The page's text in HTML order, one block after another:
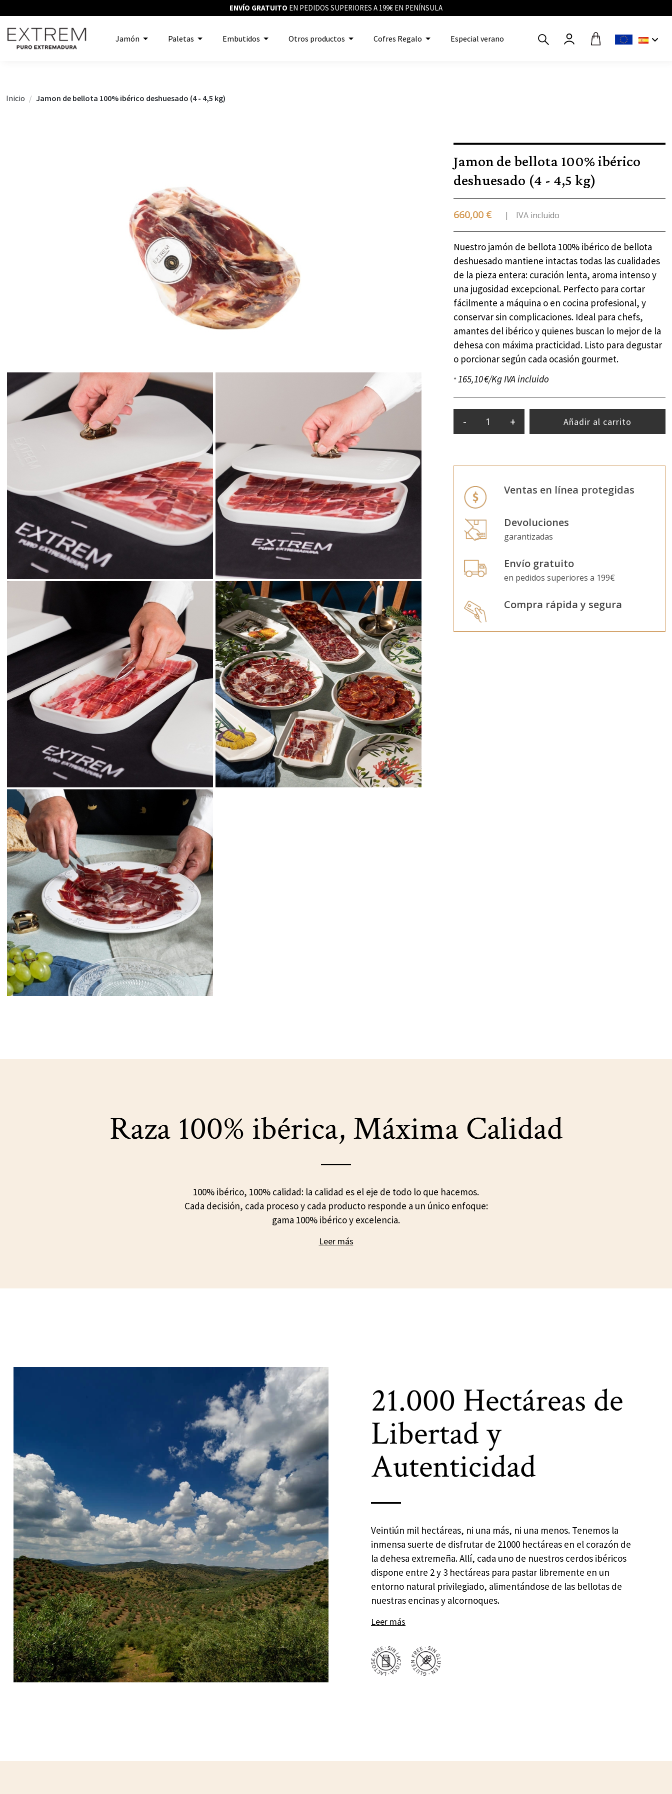
ENVÍO GRATUITO EN PEDIDOS SUPERIORES A 199€ EN PENÍNSULA
Jamón Paletas Embutidos Otros productos Cofres Regalo Especial verano
Inicio Jamon de bellota 100% ibérico deshuesado (4 - 4,5 kg)
Jamon de bellota 100% ibérico
deshuesado (4 - 4,5 kg)
660,00 € IVA incluido
Nuestro jamón de bellota 100% ibérico de bellota
deshuesado mantiene intactas todas las cualidades
de la pieza entera: curación lenta, aroma intenso y
una jugosidad excepcional. Perfecto para cortar
fácilmente a máquina o en cocina profesional, y
conservar sin complicaciones. Ideal para chefs,
amantes del ibérico y quienes buscan lo mejor de la
dehesa con máxima practicidad. Listo para degustar
o porcionar según cada ocasión gourmet.
*165,10 €/Kg IVA incluido
- + Añadir al carrito
Ventas en línea protegidas
Devoluciones
garantizadas
Envío gratuito
en pedidos superiores a 199€
Compra rápida y segura
Raza 100% ibérica, Máxima Calidad
100% ibérico, 100% calidad: la calidad es el eje de todo lo que hacemos.
Cada decisión, cada proceso y cada producto responde a un único enfoque:
gama 100% ibérico y excelencia.
Leer más
21.000 Hectáreas de
Libertad y
Autenticidad
Veintiún mil hectáreas, ni una más, ni una menos. Tenemos la
inmensa suerte de disfrutar de 21000 hectáreas en el corazón de
la dehesa extremeña. Allí, cada uno de nuestros cerdos ibéricos
dispone entre 2 y 3 hectáreas para pastar libremente en un
entorno natural privilegiado, alimentándose de las bellotas de
nuestras encinas y alcornoques.
Leer más